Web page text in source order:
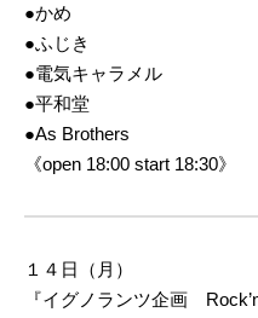
●かめ
●ふじき
●電気キャラメル
●平和堂
●As Brothers
《open 18:00 start 18:30》
１４日（月）
『イグノランツ企画